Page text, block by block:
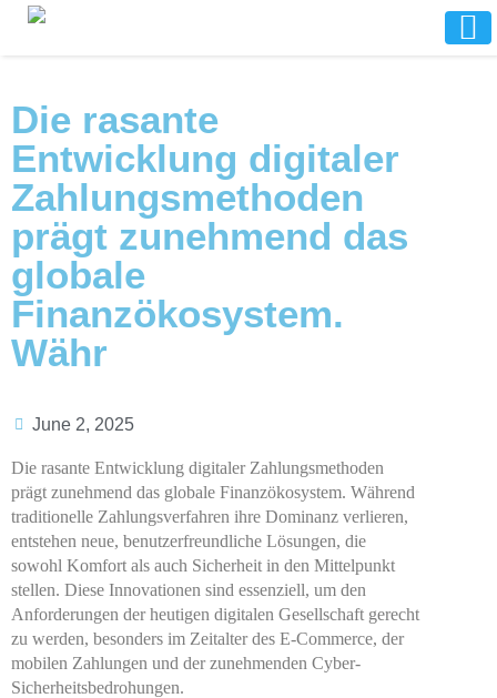
Die rasante
Entwicklung digitaler
Zahlungsmethoden
prägt zunehmend das
globale
Finanzökosystem.
Währ
June 2, 2025
Die rasante Entwicklung digitaler Zahlungsmethoden
prägt zunehmend das globale Finanzökosystem. Während
traditionelle Zahlungsverfahren ihre Dominanz verlieren,
entstehen neue, benutzerfreundliche Lösungen, die
sowohl Komfort als auch Sicherheit in den Mittelpunkt
stellen. Diese Innovationen sind essenziell, um den
Anforderungen der heutigen digitalen Gesellschaft gerecht
zu werden, besonders im Zeitalter des E-Commerce, der
mobilen Zahlungen und der zunehmenden Cyber-
Sicherheitsbedrohungen.